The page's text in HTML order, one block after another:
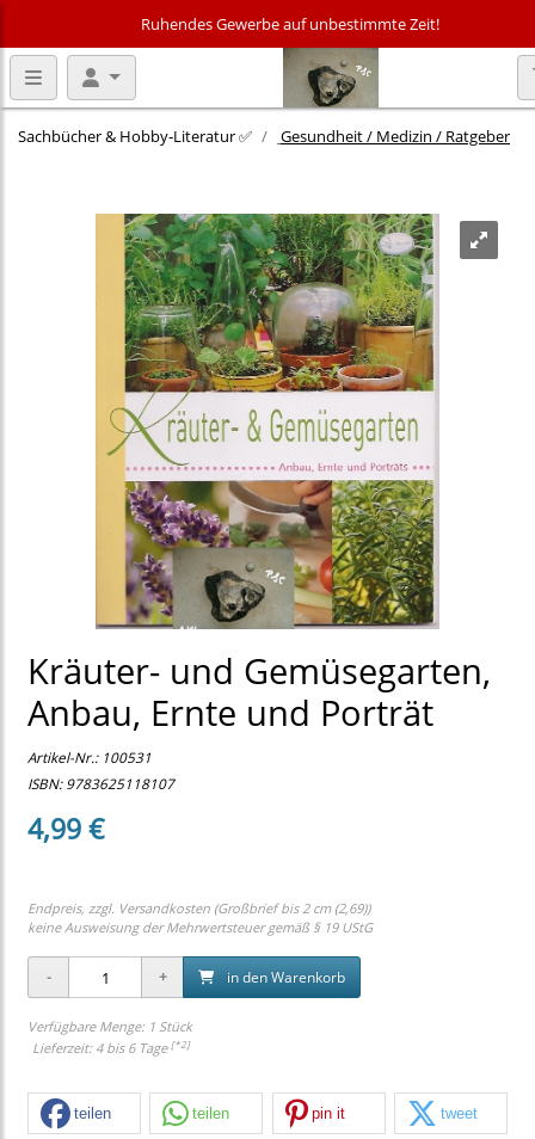
Ruhendes Gewerbe auf unbestimmte Zeit!
Sachbücher & Hobby‑Literatur ✅ Gesundheit / Medizin / Ratgeber
Kräuter- und Gemüsegarten,
Anbau, Ernte und Porträt
Artikel-Nr.: 100531
ISBN: 9783625118107
4,99 €
Endpreis, zzgl. Versandkosten (Großbrief bis 2 cm (2,69))
keine Ausweisung der Mehrwertsteuer gemäß § 19 UStG
in den Warenkorb
Verfügbare Menge: 1 Stück
Lieferzeit: 4 bis 6 Tage [*2]
teilen teilen pin it tweet